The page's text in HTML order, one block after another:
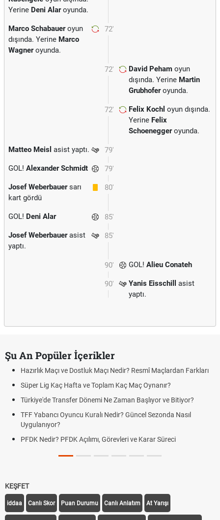
Yerine Deni Alaroyunda.
72'
Marco Schabaueroyun
dışında. Yerine Marco
Wagneroyunda.
72' David Peham oyun
dışında. Yerine Martin
Grubhoferoyunda.
72' Felix Kochl oyun dışında.
Yerine Felix
Schoeneggeroyunda.
79'
Matteo Meisl asist yaptı.
79'
GOL! Alexander Schmidt
80'
Josef Weberbauersarı
kart gördü
85'
GOL! Deni Alar
85'
Josef Weberbauerasist
yaptı.
90' GOL! Alieu Conateh
90' Yanis Eisschill
asist
yaptı.
Şu An Popüler İçerikler
Hazırlık Maçı ve Dostluk Maçı Nedir? Resmî Maçlardan Farkları
Süper Lig Kaç Hafta ve Toplam Kaç Maç Oynanır?
Türkiye'de Transfer Dönemi Ne Zaman Başlıyor ve Bitiyor?
TFF Yabancı Oyuncu Kuralı Nedir? Güncel Sezonda Nasıl
Uygulanıyor?
PFDK Nedir? PFDK Açılımı, Görevleri ve Karar Süreci
KEŞFET
iddaa Canlı Skor Puan Durumu Canlı Anlatım At Yarışı